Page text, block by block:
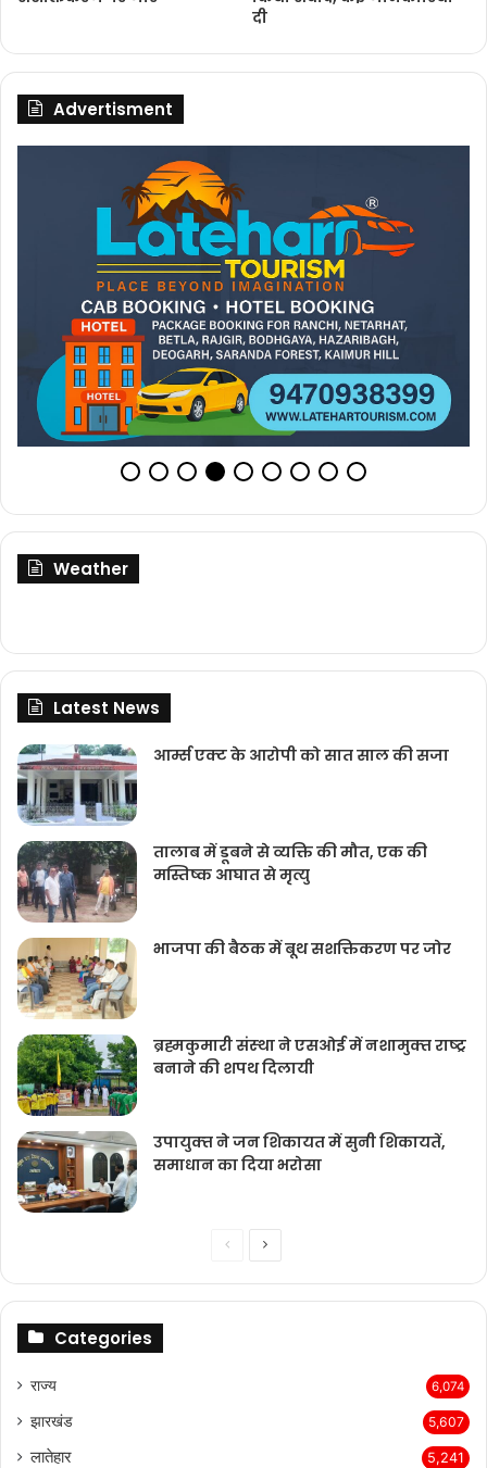
दी
Advertisment
Weather
Latest News
आर्म्स एक्ट के आरोपी को सात साल की सजा
तालाब में डूबने से व्यक्ति की मौत, एक की
मस्तिष्क आघात से मृत्यु
भाजपा की बैठक में बूथ सशक्तिकरण पर जोर
ब्रह्मकुमारी संस्‍था ने एसओई में नशामुक्‍त राष्‍ट्र
बनाने की शपथ दिलायी
उपायुक्‍त ने जन शिकायत में सुनी शिकायतें,
समाधान का दिया भरोसा
PreviousNext
Categories
राज्‍य 6,074
झारखंड 5,607
लातेहार 5,241